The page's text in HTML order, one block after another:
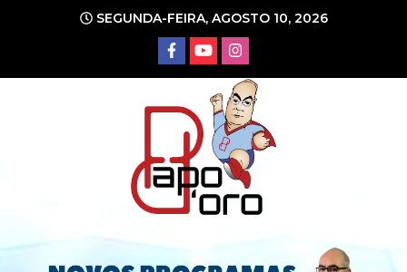
conteúdo
SEGUNDA-FEIRA, AGOSTO 10, 2026